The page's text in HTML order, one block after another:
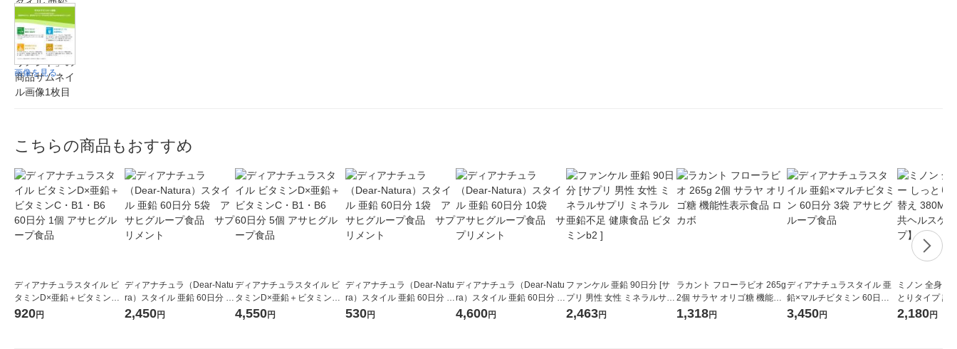
画像を見る
こちらの商品もおすすめ
ディアナチュラスタイル ビ
タミンD×亜鉛＋ビタミン
C・B1・B6 60日分 1個 ア
920円
ディアナチュラ（Dear-Natu
ra）スタイル 亜鉛 60日分 5
袋 アサヒグループ食品
サプリメント
2,450円
ディアナチュラスタイル ビ
タミンD×亜鉛＋ビタミン
C・B1・B6 60日分 5個 ア
サヒグループ食品
4,550円
ディアナチュラ（Dear-Natu
ra）スタイル 亜鉛 60日分 1
袋 アサヒグループ食品
530円
ディアナチュラ（Dear-Natu
ra）スタイル 亜鉛 60日分 1
0袋 アサヒグループ食品
サプリメント
4,600円
ファンケル 亜鉛 90日分 [サ
プリ 男性 女性 ミネラルサプ
リ ミネラル 亜鉛不足 健康食
品 ビタミンb2 ]
2,463円
ラカント フローラビオ 265g
2個 サラヤ オリゴ糖 機能性
表示食品 ロカボ
1,318円
ディアナチュラスタイル 亜
鉛×マルチビタミン 60日分 3
袋 アサヒグループ食品
3,450円
ミノン 全身シ
とりタイプ 詰
2個 第一三共
体タイプ】
2,180円